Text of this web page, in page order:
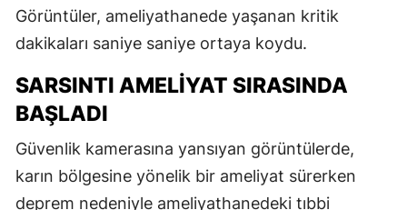
Görüntüler, ameliyathanede yaşanan kritik
dakikaları saniye saniye ortaya koydu.
SARSINTI AMELİYAT SIRASINDA
BAŞLADI
Güvenlik kamerasına yansıyan görüntülerde,
karın bölgesine yönelik bir ameliyat sürerken
deprem nedeniyle ameliyathanedeki tıbbi